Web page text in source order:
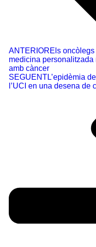
ANTERIOREls
medicina
amb càncer
SEGUENTL’epidèmia
l’UCI en una desena de